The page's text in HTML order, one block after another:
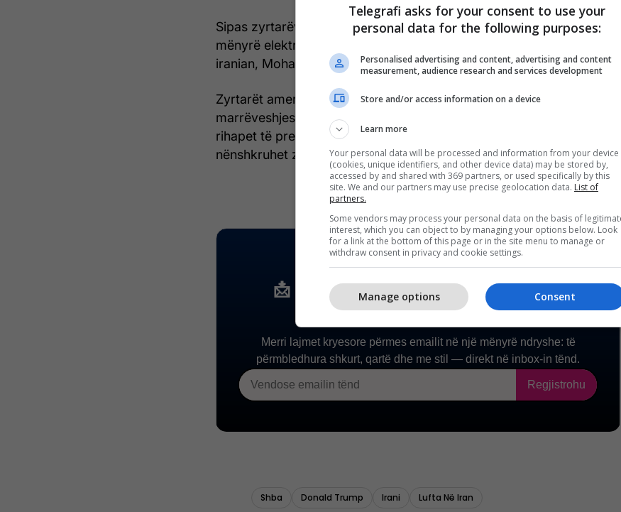
Sipas zyrtarëve të lartë amerikanë, dokumenti është firmosur në
mënyrë elektronike nga Trump, JD Vance dhe kryetari i Parlamentit
iranian, Mohammad Bagher Ghalibaf.
Zyrtarët amerikanë kanë zbuluar gjithashtu disa detaje të
marrëveshjes, duke bërë të ditur se Ngushtica e Hormuzit pritet të
rihapet të premten, në të njëjtën ditë kur marrëveshja do të
nënshkruhet zyrtarisht në Gjenevë./Telegrafi/
Telegrafi asks for your consent to use your
personal data for the following purposes:
Personalised advertising and content, advertising and content
measurement, audience research and services development
Store and/or access information on a device
Learn more
Your personal data will be processed and information from your device
(cookies, unique identifiers, and other device data) may be stored by,
accessed by and shared with 369 partners, or used specifically by this
site. We and our partners may use precise geolocation data. List of
partners.
Some vendors may process your personal data on the basis of
interest, which you can object to by managing your options below. Look
for a link at the bottom of this page or in the site menu to manage or
withdraw consent in privacy and cookie settings.
Consent
Manage options